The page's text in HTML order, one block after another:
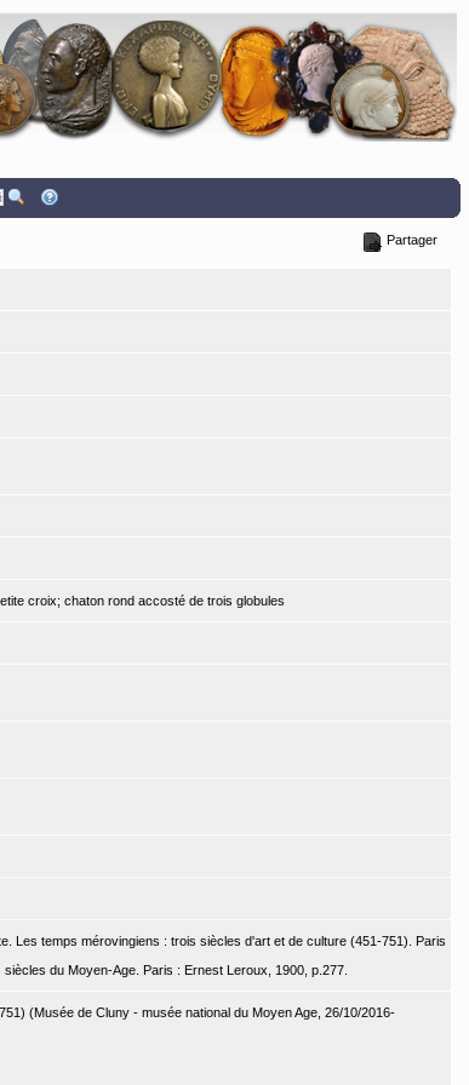
Partager
croix; chaton rond accosté de trois globules
Les temps mérovingiens : trois siècles d'art et de culture (451-751). Paris
du Moyen-Age. Paris : Ernest Leroux, 1900, p.277.
(Musée de Cluny - musée national du Moyen Age, 26/10/2016-